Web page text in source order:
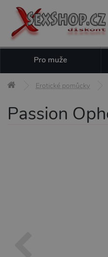
Pro muže
Erotické pomůcky
Passion